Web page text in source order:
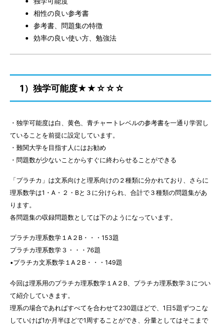
相性の良い参考書
参考書、問題集の特徴
効率の良い使い方、勉強法
1）独学可能度★★☆☆☆
・独学可能度は白、黄色、青チャートレベルの参考書を一通り学習し
ていることを前提に設定しています。
・難関大学を目指す人にはお勧め
・問題数が少ないことからすぐに終わらせることができる
「プラチカ」は文系向けと理系向けの２種類に分かれており、さらに
理系数学は1・A・２・Bと３に分けられ、合計で３種類の問題集があ
ります。
各問題集の収録問題数としては下のようになっています。
プラチカ理系数学１A２B・・・153題
プラチカ理系数学３・・・76題
•プラチカ文系数学１A２B・・・149題
今回は理系用のプラチカ理系数学１A２B、プラチカ理系数学３につい
て紹介していきます。
理系の場合であればすべてを合わせて230題ほどで、1日5題ずつこな
していけば1か月半ほどで1周することができ、分量としてはそこまで